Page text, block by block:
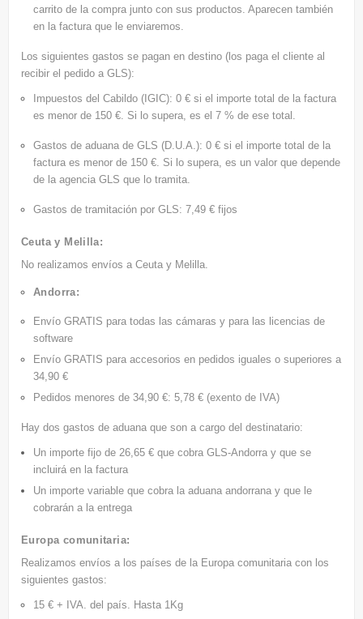
carrito de la compra junto con sus productos. Aparecen también
en la factura que le enviaremos.
Los siguientes gastos se pagan en destino (los paga el cliente al
recibir el pedido a GLS):
Impuestos del Cabildo (IGIC): 0 € si el importe total de la factura
es menor de 150 €. Si lo supera, es el 7 % de ese total.
Gastos de aduana de GLS (D.U.A.): 0 € si el importe total de la
factura es menor de 150 €. Si lo supera, es un valor que depende
de la agencia GLS que lo tramita.
Gastos de tramitación por GLS: 7,49 € fijos
Ceuta y Melilla:
No realizamos envíos a Ceuta y Melilla.
Andorra:
Envío GRATIS para todas las cámaras y para las licencias de
software
Envío GRATIS para accesorios en pedidos iguales o superiores a
34,90 €
Pedidos menores de 34,90 €: 5,78 € (exento de IVA)
Hay dos gastos de aduana que son a cargo del destinatario:
Un importe fijo de 26,65 € que cobra GLS-Andorra y que se
incluirá en la factura
Un importe variable que cobra la aduana andorrana y que le
cobrarán a la entrega
Europa comunitaria:
Realizamos envíos a los países de la Europa comunitaria con los
siguientes gastos:
15 € + IVA. del país. Hasta 1Kg